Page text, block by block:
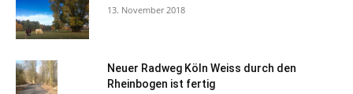
13. November 2018
Neuer Radweg Köln Weiss durch den
Rheinbogen ist fertig